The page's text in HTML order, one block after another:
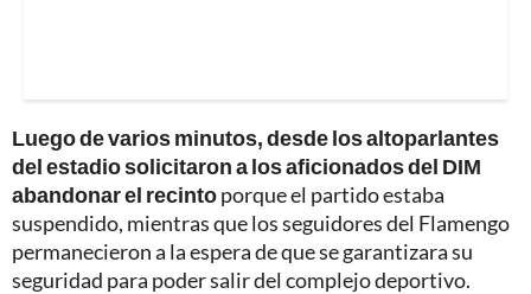
Luego de varios minutos, desde los altoparlantes
del estadio solicitaron a los aficionados del DIM
abandonar el recintoporque el partido estaba
suspendido, mientras que los seguidores del Flamengo
permanecieron a la espera de que se garantizara su
seguridad para poder salir del complejo deportivo.